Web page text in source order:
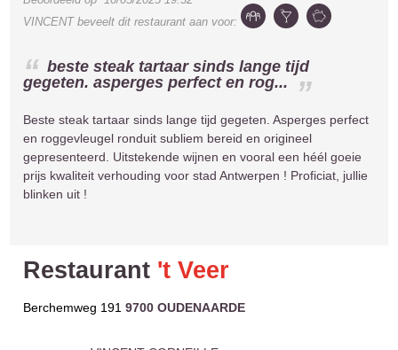
VINCENTbeveelt dit restaurant aan voor:
beste steak tartaar sinds lange tijd
gegeten. asperges perfect en rog...
Beste steak tartaar sinds lange tijd gegeten. Asperges perfect
en roggevleugel ronduit subliem bereid en origineel
gepresenteerd. Uitstekende wijnen en vooral een héél goeie
prijs kwaliteit verhouding voor stad Antwerpen ! Proficiat, jullie
blinken uit !
Restaurant 't Veer
Berchemweg 1919700 OUDENAARDE